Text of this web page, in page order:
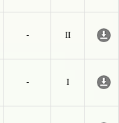
-
II
-
I